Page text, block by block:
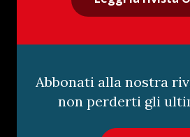
Abbonati alla nostra
non perderti gli